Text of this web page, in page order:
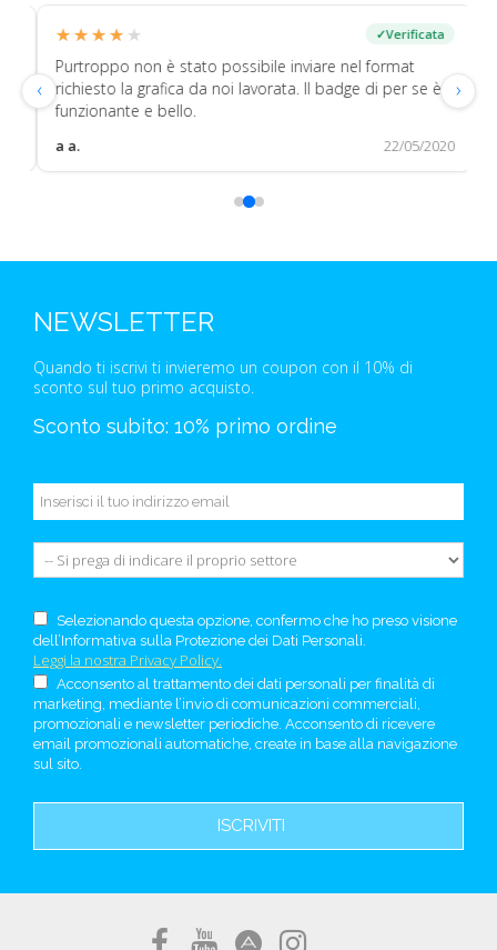
‹
★★★★★
★★★★★ Verificata
Purtroppo non è stato possibile inviare nel format
richiesto la grafica da noi lavorata. Il badge di per se è
funzionante e bello.
22/05/2020
›
NEWSLETTER
Quando ti iscrivi ti invieremo un coupon con il 10% di
sconto sul tuo primo acquisto.
Sconto subito: 10% primo ordine
Selezionando questa opzione, confermo che ho preso visione
dell’Informativa sulla Protezione dei Dati Personali.
Leggi la nostra Privacy Policy.
Acconsento al trattamento dei dati personali per finalità di
marketing, mediante l’invio di comunicazioni commerciali,
promozionali e newsletter periodiche. Acconsento di ricevere
email promozionali automatiche, create in base alla navigazione
sul sito.
ISCRIVITI